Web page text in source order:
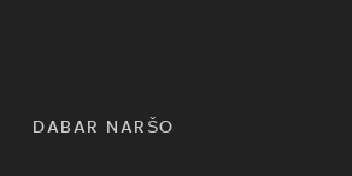
DABAR NARŠO